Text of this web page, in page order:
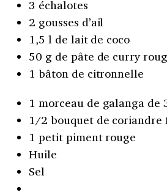
3 échalotes
2 gousses d’ail
1,5 l de lait de coco
50 g de pâte de curry
1 bâton de citronnelle
1 morceau de galanga de
1/2 bouquet de coriandre
1 petit piment rouge
Huile
Sel